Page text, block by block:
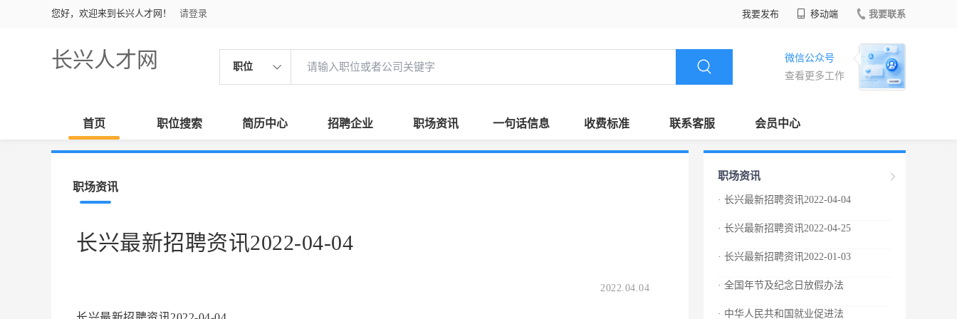
您好，欢迎来到长兴人才网！ 请登录 我要发布 移动端 我要联系
长兴人才网 职位
微信公众号
查看更多工作
首页 职位搜索 简历中心 招聘企业 职场资讯 一句话信息 收费标准 联系客服 会员中心
职场资讯
长兴最新招聘资讯2022-04-04
2022.04.04
职场资讯
· 长兴最新招聘资讯2022-04-04
· 长兴最新招聘资讯2022-04-25
· 长兴最新招聘资讯2022-01-03
· 全国年节及纪念日放假办法
· 中华人民共和国就业促进法